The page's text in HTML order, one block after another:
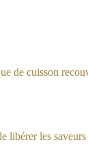
de cuisson
libérer les